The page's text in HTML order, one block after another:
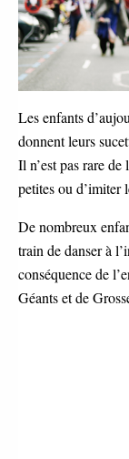
Les enfants
donnent leurs
Il n’est pas rare
petites ou d’imiter
De nombreux
train de danser à
conséquence de
Géants et de